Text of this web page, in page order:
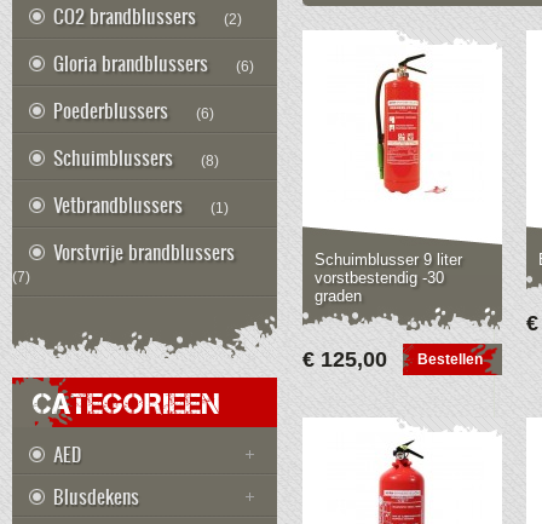
Schuimblusser 9 liter
vorstbestendig -30
graden
€ 125,00 Bestellen
CO2 brandblussers (2)
Gloria brandblussers (6)
Poederblussers (6)
Schuimblussers (8)
Vetbrandblussers (1)
Vorstvrije brandblussers
(7)
CATEGORIEEN
AED
Blusdekens